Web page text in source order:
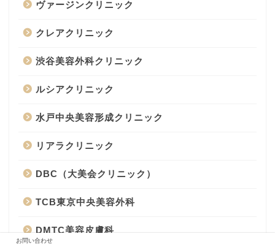
ヴァージンクリニック
クレアクリニック
渋谷美容外科クリニック
ルシアクリニック
水戸中央美容形成クリニック
リアラクリニック
DBC（大美会クリニック）
TCB東京中央美容外科
DMTC美容皮膚科
お問い合わせ